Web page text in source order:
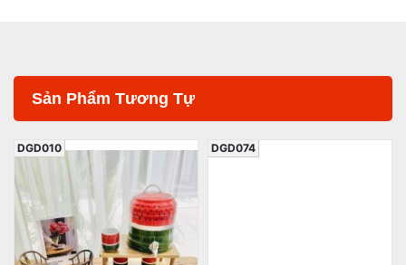
Sản Phẩm Tương Tự
DGD010 DGD074